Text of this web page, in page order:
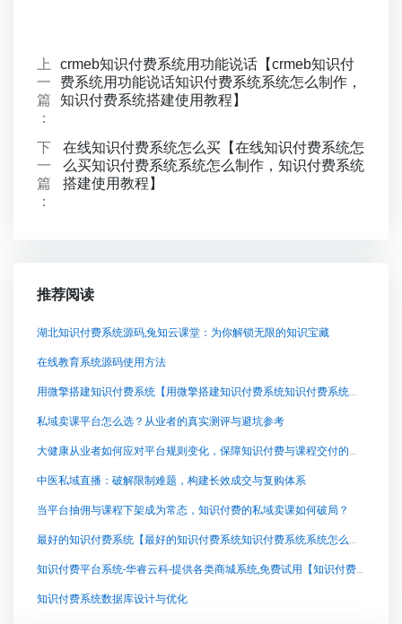
上
一
篇
：
crmeb知识付费系统用功能说话【crmeb知识付
费系统用功能说话知识付费系统系统怎么制作，
知识付费系统搭建使用教程】
下
一
篇
：
在线知识付费系统怎么买【在线知识付费系统怎
么买知识付费系统系统怎么制作，知识付费系统
搭建使用教程】
推荐阅读
湖北知识付费系统源码,兔知云课堂：为你解锁无限的知识宝藏
在线教育系统源码使用方法
用微擎搭建知识付费系统【用微擎搭建知识付费系统知识付费系统系统怎么制作，知识付费系统搭建使用教程】
私域卖课平台怎么选？从业者的真实测评与避坑参考
大健康从业者如何应对平台规则变化，保障知识付费与课程交付的稳定？
中医私域直播：破解限制难题，构建长效成交与复购体系
当平台抽佣与课程下架成为常态，知识付费的私域卖课如何破局？
最好的知识付费系统【最好的知识付费系统知识付费系统系统怎么制作，知识付费系统搭建使用教程】
知识付费平台系统-华睿云科-提供各类商城系统,免费试用【知识付费平台系统-华睿云科-提供各类商城系统,免费试用知识付费系统系统怎么制作，知识付费系统搭建使用教程】
知识付费系统数据库设计与优化